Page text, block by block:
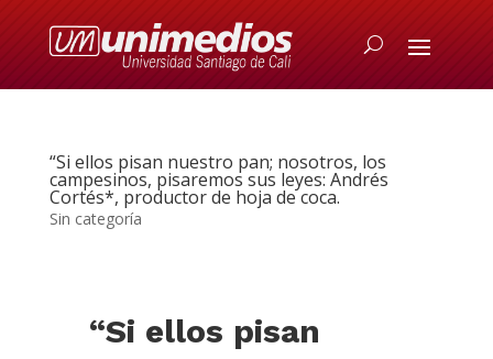
“Si ellos pisan nuestro pan; nosotros, los
campesinos, pisaremos sus leyes: Andrés
Cortés*, productor de hoja de coca.
Sin categoría
“Si ellos pisan